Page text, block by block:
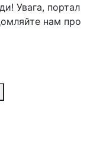
Увага, портал
нам про